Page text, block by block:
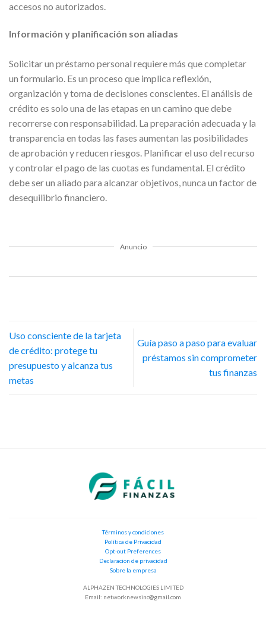
accesos no autorizados.
Información y planificación son aliadas
Solicitar un préstamo personal requiere más que completar
un formulario. Es un proceso que implica reflexión,
organización y toma de decisiones conscientes. El análisis de
crédito es solo una de las etapas en un camino que debe
recorrerse con responsabilidad. La preparación adecuada y la
transparencia en todas las fases aumentan las posibilidades
de aprobación y reducen riesgos. Planificar el uso del recurso
y controlar el pago de las cuotas es fundamental. El crédito
debe ser un aliado para alcanzar objetivos, nunca un factor de
desequilibrio financiero.
Anuncio
Uso consciente de la tarjeta
de crédito: protege tu
presupuesto y alcanza tus
metas
Guía paso a paso para evaluar
préstamos sin comprometer
tus finanzas
Términos y condiciones
Política de Privacidad
Opt-out Preferences
Declaracion de privacidad
Sobre la empresa
ALPHAZEN TECHNOLOGIES LIMITED
Email: networknewsinc@gmail.com